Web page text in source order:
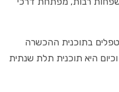
בתוכנית ההכשרה
היא תוכנית תלת שנתית